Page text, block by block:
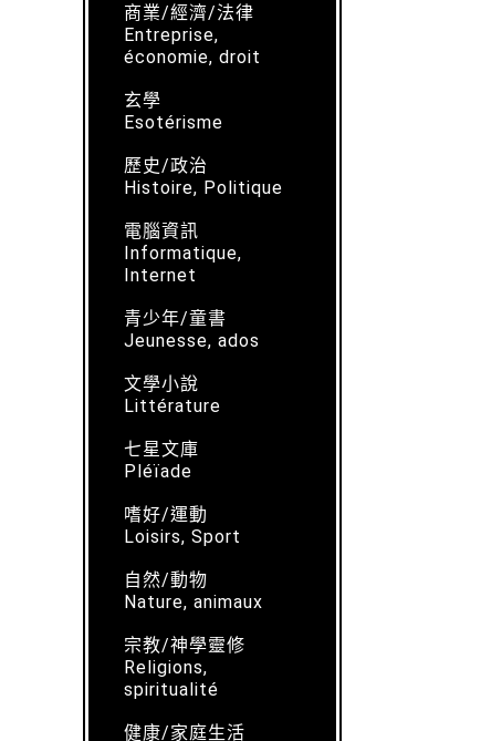
商業/經濟/法律
Entreprise,
économie, droit
玄學
Esotérisme
歷史/政治
Histoire, Politique
電腦資訊
Informatique,
Internet
青少年/童書
Jeunesse, ados
文學小說
Littérature
七星文庫
Pléïade
嗜好/運動
Loisirs, Sport
自然/動物
Nature, animaux
宗教/神學靈修
Religions,
spiritualité
健康/家庭生活